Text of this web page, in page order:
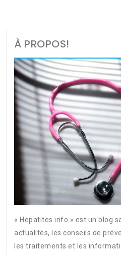
À PROPOS!
« Hepatites info » est un blog
actualités, les conseils de
les traitements et les